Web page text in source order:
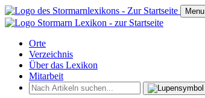
Menu
Orte
Verzeichnis
Über das Lexikon
Mitarbeit